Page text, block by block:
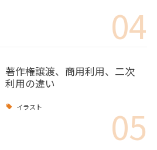
04
著作権譲渡、商用利用、二次
利用の違い
イラスト 05